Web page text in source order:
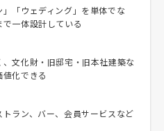
」「ウェディング」を単体でな
一体設計している
文化財・旧邸宅・旧本社建築な
化できる
ラン、バー、会員サービスなど